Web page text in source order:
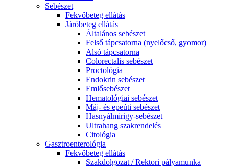
Sebészet
Fekvőbeteg ellátás
Járóbeteg ellátás
Általános sebészet
Felső tápcsatorna (nyelőcső, gyomor)
Alsó tápcsatorna
Colorectalis sebészet
Proctológia
Endokrin sebészet
Emlősebészet
Hematológiai sebészet
Máj- és epeúti sebészet
Hasnyálmirigy-sebészet
Ultrahang szakrendelés
Citológia
Gasztroenterológia
Fekvőbeteg ellátás
Szakdolgozat / Rektori pályamunka